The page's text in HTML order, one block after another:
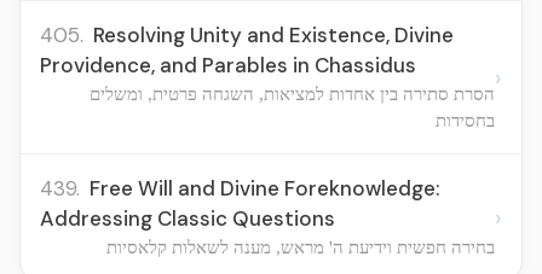
405. Resolving Unity and Existence, Divine
Providence, and Parables in Chassidus
הסרת סתירה בין אחדות למציאות, השגחה פרטית, ומשלים
בחסידות
›
439. Free Will and Divine Foreknowledge:
Addressing Classic Questions
בחירה חפשית וידיעת ה' מראש, מענה לשאלות קלאסיות
›